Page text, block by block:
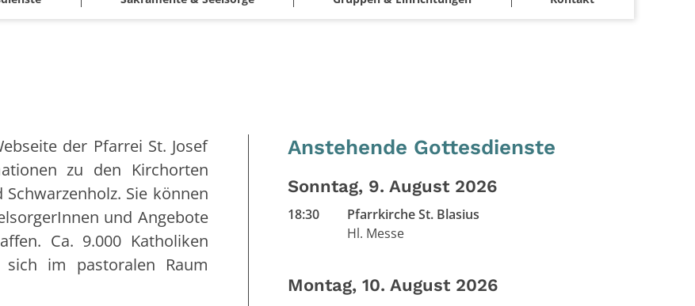
der Pfarrei St. Josef
zu den Kirchorten
Sie können
und Angebote
Ca. 9.000 Katholiken
im pastoralen Raum
Anstehende Gottesdienste
Sonntag, 9. August 2026
18:30
Pfarrkirche St. Blasius
Hl. Messe
Montag, 10. August 2026